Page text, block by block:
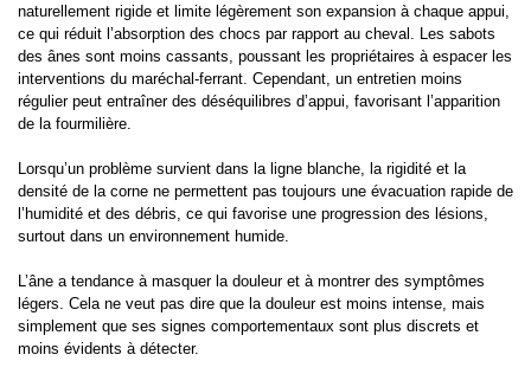
naturellement rigide et limite légèrement son expansion à chaque appui,
ce qui réduit l’absorption des chocs par rapport au cheval. Les sabots
des ânes sont moins cassants, poussant les propriétaires à espacer les
interventions du maréchal-ferrant. Cependant, un entretien moins
régulier peut entraîner des déséquilibres d’appui, favorisant l’apparition
de la fourmilière.
Lorsqu’un problème survient dans la ligne blanche, la rigidité et la
densité de la corne ne permettent pas toujours une évacuation rapide de
l’humidité et des débris, ce qui favorise une progression des lésions,
surtout dans un environnement humide.
L’âne a tendance à masquer la douleur et à montrer des symptômes
légers. Cela ne veut pas dire que la douleur est moins intense, mais
simplement que ses signes comportementaux sont plus discrets et
moins évidents à détecter.